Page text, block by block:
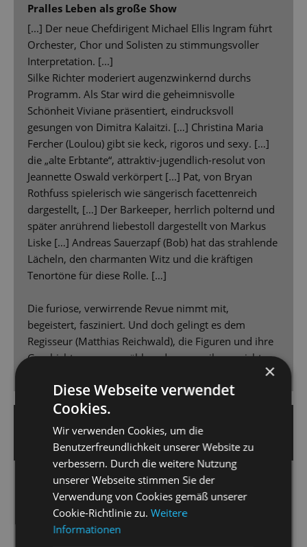
Pralles Leben als große Show
[...] Der neue Chefdirigent Michael Ellis Ingram führt
Orchester, Chor und Solisten zu stimmungsvoller
Interpretation. [...]
Silke Richter moderiert augenzwinkernd durchs
Programm. Als Star wird die geheimnisvolle
Schönheit Viviane präsentiert, eindrucksvoll
gesungen von Dimitra Kalaitzi. […] Christina Maria
Fercher (Loulou) gibt sie keck, rigoros und sexy. […]
die „alte Erbtante“, attraktiv-jugendlich-resolut von
Jeannette Oswald verkörpert [...] Pat, von Bryan
Rothfuss spielerisch wie sängerisch facettenreich
dargestellt, […] Der Barkeeper, herrlich polternd und
später anrührend liebestoll dargestellt von Markus
Liske […] Andreas Sauerzapf (Bob) hat das strahlende
Lächeln, den charmanten Witz und die kräftigen
Tenortöne für diese Rolle. […]
Die furiose, verwirrende Revue nimmt mit,
begeistert, fasziniert. Und doch gelingt es dem
Regisseur (Matthias Reichwald), die Figuren und ihre
Geschichten so zu erzählen, dass man ihnen nicht
fremd bleibt. Gutes Theater eben. Applaus, Applaus!
DRESDNER NEUESTE NACHRICHTEN
Wer beißt hier eigentlich wen?
Das Musical „Grimm! – Die wirklich wahre Geschichte
von Rotkäppchen & ihrem Wolf“ […] lässt kaum
×
Diese Webseite verwendet
Cookies.
Wir verwenden Cookies, um die
Benutzerfreundlichkeit unserer Website zu
verbessern. Durch die weitere Nutzung
unserer Webseite stimmen Sie der
Verwendung von Cookies gemäß unserer
Cookie-Richtlinie zu.Weitere
Informationen